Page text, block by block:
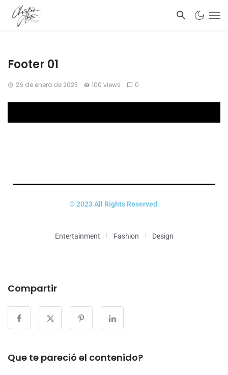
Footer 01
26 de enero de 2023 100 views 0
© 2023 All Rights Reserved.
Entertainment Fashion Design
Compartir
Que te pareció el contenido?